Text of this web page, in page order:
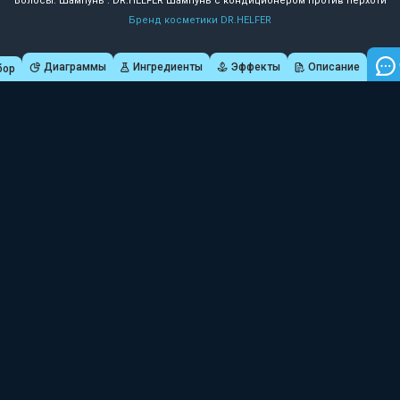
Бренд косметики DR.HELFER
Диаграммы Ингредиенты Эффекты Описание